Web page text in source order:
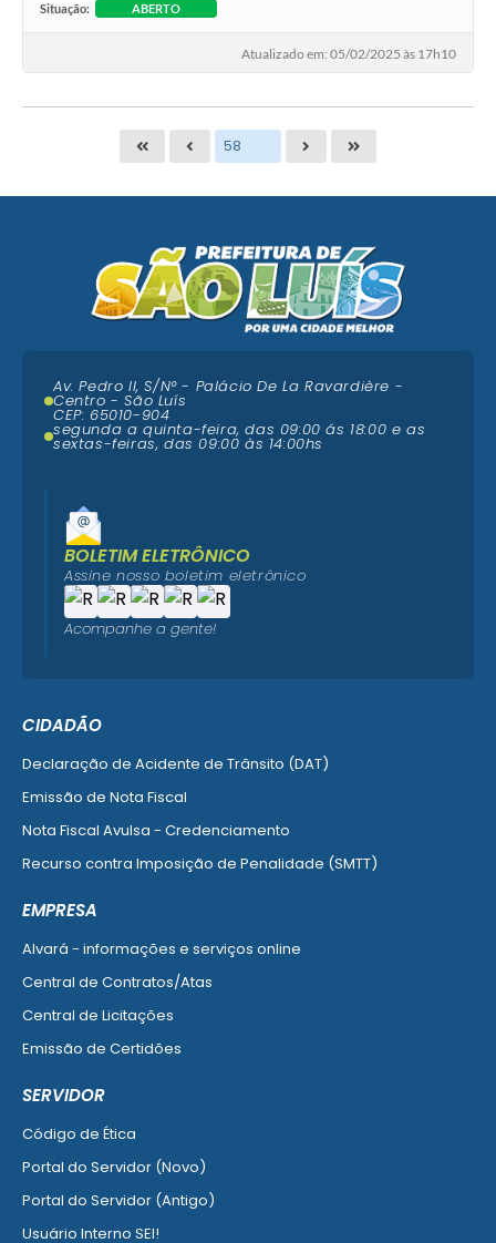
Situação: ABERTO
Atualizado em: 05/02/2025 às 17h10
CIDADÃO
Declaração de Acidente de Trânsito (DAT)
Emissão de Nota Fiscal
Nota Fiscal Avulsa - Credenciamento
Recurso contra Imposição de Penalidade (SMTT)
EMPRESA
Alvará - informações e serviços online
Central de Contratos/Atas
Central de Licitações
Emissão de Certidões
SERVIDOR
Código de Ética
Portal do Servidor (Novo)
Portal do Servidor (Antigo)
Usuário Interno SEI!
Av. Pedro II, S/N° - Palácio De La Ravardière -
Centro - São Luís
CEP: 65010-904
segunda a quinta-feira, das 09:00 ás 18:00 e as
sextas-feiras, das 09:00 às 14:00hs
BOLETIM ELETRÔNICO
Assine nosso boletim eletrônico
Acompanhe a gente!